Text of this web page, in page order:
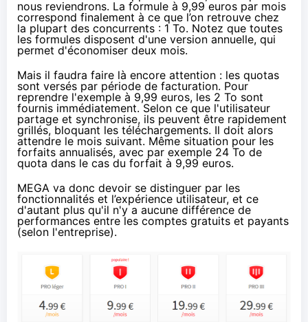
nous reviendrons. La formule à 9,99 euros par mois
correspond finalement à ce que l’on retrouve chez
la plupart des concurrents : 1 To. Notez que toutes
les formules disposent d'une version annuelle, qui
permet d'économiser deux mois.
Mais il faudra faire là encore attention : les quotas
sont versés par période de facturation. Pour
reprendre l'exemple à 9,99 euros, les 2 To sont
fournis immédiatement. Selon ce que l'utilisateur
partage et synchronise, ils peuvent être rapidement
grillés, bloquant les téléchargements. Il doit alors
attendre le mois suivant. Même situation pour les
forfaits annualisés, avec par exemple 24 To de
quota dans le cas du forfait à 9,99 euros.
MEGA va donc devoir se distinguer par les
fonctionnalités et l’expérience utilisateur, et ce
d'autant plus qu'il n'y a aucune différence de
performances entre les comptes gratuits et payants
(selon l'entreprise).